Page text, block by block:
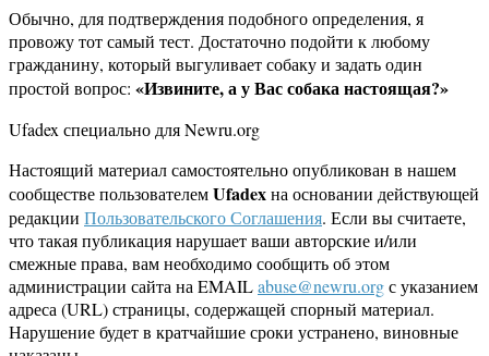
Обычно, для подтверждения подобного определения, я
провожу тот самый тест. Достаточно подойти к любому
гражданину, который выгуливает собаку и задать один
простой вопрос: «Извините, а у Вас собака настоящая?»
Ufadex специально для Newru.org
Настоящий материал самостоятельно опубликован в нашем
сообществе пользователемUfadexна основании действующей
редакции Пользовательского Соглашения. Если вы считаете,
что такая публикация нарушает ваши авторские и/или
смежные права, вам необходимо сообщить об этом
администрации сайта на EMAILabuse@newru.orgс указанием
адреса (URL) страницы, содержащей спорный материал.
Нарушение будет в кратчайшие сроки устранено, виновные